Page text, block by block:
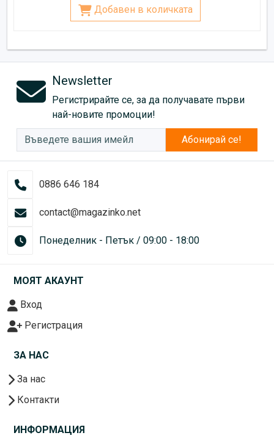
Добавен в количката
Newsletter
Регистрирайте се, за да получавате първи
най-новите промоции!
Абонирай се!
0886 646 184
contact@magazinko.net
Понеделник - Петък / 09:00 - 18:00
МОЯТ АКАУНТ
Вход
Регистрация
ЗА НАС
За нас
Контакти
ИНФОРМАЦИЯ